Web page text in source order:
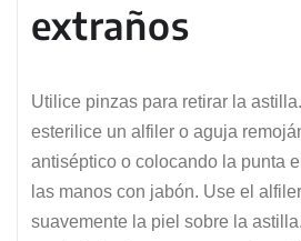
extraños
Utilice pinzas para retirar la
esterilice un alfiler o aguja
antiséptico o colocando la punta
las manos con jabón. Use el
suavemente la piel sobre la